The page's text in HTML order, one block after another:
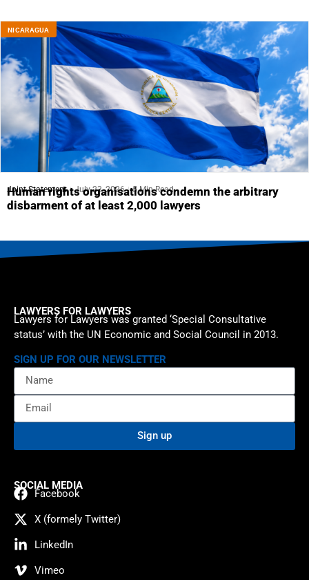
NICARAGUA
Joint Statement July 23, 2026 5 Min Read
Human rights organisations condemn the arbitrary
disbarment of at least 2,000 lawyers
LAWYERS FOR LAWYERS
Lawyers for Lawyers was granted ‘Special Consultative
status’ with the UN Economic and Social Council in 2013.
SIGN UP FOR OUR NEWSLETTER
Sign up
SOCIAL MEDIA
Facebook
X (formely Twitter)
LinkedIn
Vimeo